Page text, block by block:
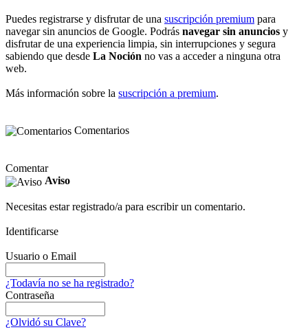
Puedes registrarse y disfrutar de una suscripción premium para
navegar sin anuncios de Google. Podrás navegar sin anuncios y
disfrutar de una experiencia limpia, sin interrupciones y segura
sabiendo que desde La Noción no vas a acceder a ninguna otra
web.
Más información sobre la suscripción a premium.
Comentarios
Comentar
Aviso
Necesitas estar registrado/a para escribir un comentario.
Identificarse
Usuario o Email
¿Todavía no se ha registrado?
Contraseña
¿Olvidó su Clave?